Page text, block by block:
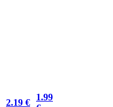
2.19 €
1.99